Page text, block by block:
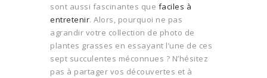
sont aussi fascinantes que faciles à
entretenir. Alors, pourquoi ne pas
agrandir votre collection de photo de
plantes grasses en essayant l’une de ces
sept succulentes méconnues ? N’hésitez
pas à partager vos découvertes et à